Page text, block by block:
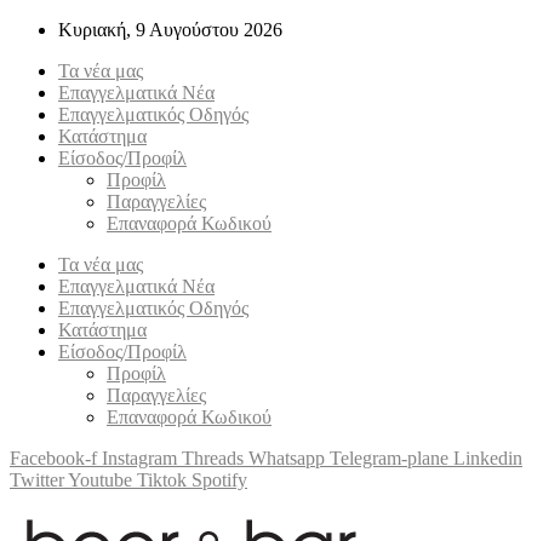
Κυριακή, 9 Αυγούστου 2026
Τα νέα μας
Επαγγελματικά Νέα
Επαγγελματικός Οδηγός
Κατάστημα
Είσοδος/Προφίλ
Προφίλ
Παραγγελίες
Επαναφορά Κωδικού
Τα νέα μας
Επαγγελματικά Νέα
Επαγγελματικός Οδηγός
Κατάστημα
Είσοδος/Προφίλ
Προφίλ
Παραγγελίες
Επαναφορά Κωδικού
Facebook-f Instagram Threads Whatsapp Telegram-plane Linkedin
TwitterYoutube Tiktok Spotify